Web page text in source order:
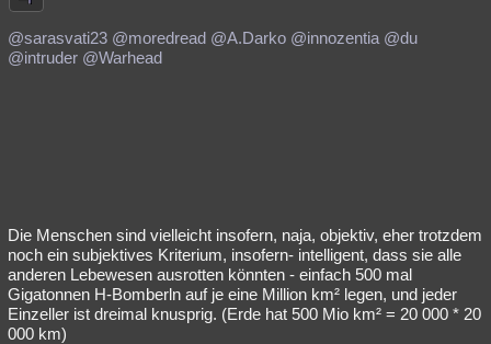
@sarasvati23 @moredread @A.Darko @innozentia @du
@intruder @Warhead
Die Menschen sind vielleicht insofern, naja, objektiv, eher trotzdem
noch ein subjektives Kriterium, insofern- intelligent, dass sie alle
anderen Lebewesen ausrotten könnten - einfach 500 mal
Gigatonnen H-Bomberln auf je eine Million km² legen, und jeder
Einzeller ist dreimal knusprig. (Erde hat 500 Mio km² = 20 000 * 20
000 km)